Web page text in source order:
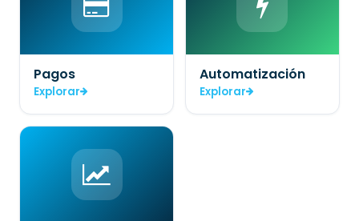
Pagos
Explorar
Automatización
Explorar